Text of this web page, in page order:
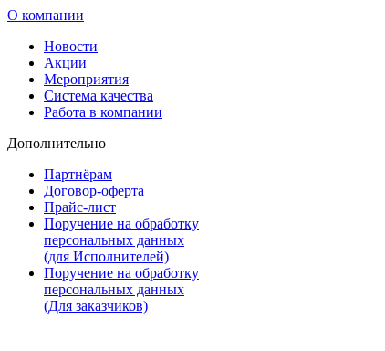
О компании
Новости
Акции
Мероприятия
Система качества
Работа в компании
Дополнительно
Партнёрам
Договор-оферта
Прайс-лист
Поручение на обработку
персональных данных
(для Исполнителей)
Поручение на обработку
персональных данных
(Для заказчиков)